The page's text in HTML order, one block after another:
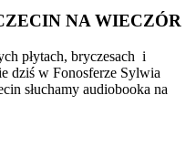
NA WIECZÓR
płytach, bryczesach i
dziś w Fonosferze Sylwia
słuchamy audiobooka na